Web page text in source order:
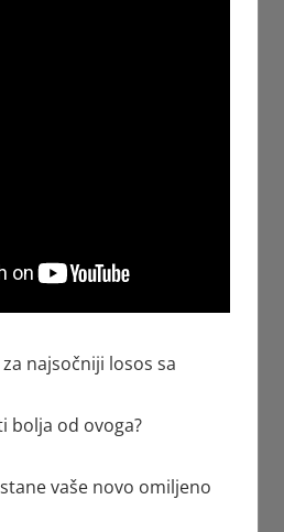
najsočniji losos sa
bolja od ovoga?
vaše novo omiljeno